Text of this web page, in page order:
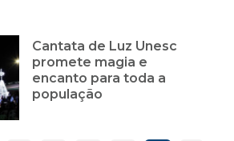
Cantata de Luz Unesc
promete magia e
encanto para toda a
população